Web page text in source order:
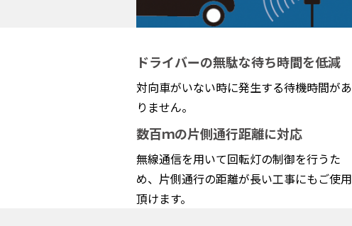
ドライバーの無駄な待ち時間を低減
対向車がいない時に発生する待機時間があ
りません。
数百ｍの片側通行距離に対応
無線通信を用いて回転灯の制御を行うた
め、片側通行の距離が長い工事にもご使用
頂けます。